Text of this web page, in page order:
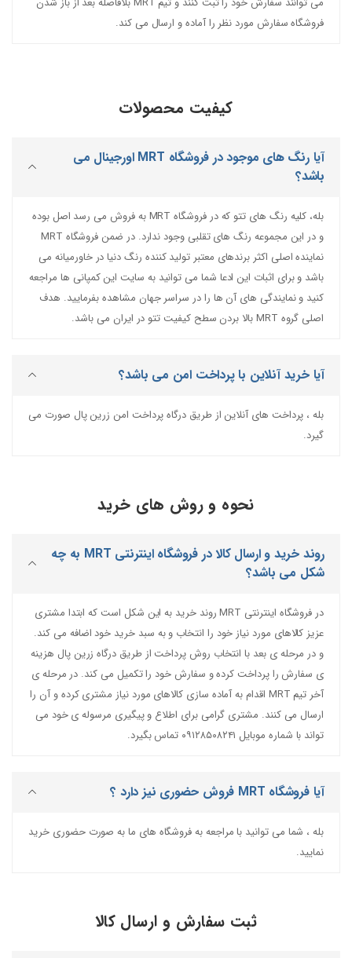
فروشگاه سفارش مورد نظر را آماده و ارسال می کند.
کیفیت محصولات
آیا رنگ های موجود در فروشگاه MRT اورجینال می
باشد؟
بله، کلیه رنگ های تتو که در فروشگاه MRT به فروش می رسد اصل بوده
و در این مجموعه رنگ های تقلبی وجود ندارد. در ضمن فروشگاه MRT
نماینده اصلی اکثر برندهای معتبر تولید کننده رنگ دنیا در خاورمیانه می
باشد و برای اثبات این ادعا شما می توانید به سایت این کمپانی ها مراجعه
کنید و نمایندگی های آن ها را در سراسر جهان مشاهده بفرمایید. هدف
اصلی گروه MRT بالا بردن سطح کیفیت تتو در ایران می باشد.
آیا خرید آنلاین با پرداخت امن می باشد؟
بله ، پرداخت های آنلاین از طریق درگاه پرداخت امن زرین پال صورت می
گیرد.
نحوه و روش های خرید
روند خرید و ارسال کالا در فروشگاه اینترنتی MRT به چه
شکل می باشد؟
در فروشگاه اینترنتی MRT روند خرید به این شکل است که ابتدا مشتری
عزیز کالاهای مورد نیاز خود را انتخاب و به سبد خرید خود اضافه می کند.
و در مرحله ی بعد با انتخاب روش پرداخت از طریق درگاه زرین پال هزینه
ی سفارش را پرداخت کرده و سفارش خود را تکمیل می کند. در مرحله ی
آخر تیم MRT اقدام به آماده سازی کالاهای مورد نیاز مشتری کرده و آن را
ارسال می کنند. مشتری گرامی برای اطلاع و پیگیری مرسوله ی خود می
تواند با شماره موبایل ۰۹۱۲۸۵۰۸۲۴۱ تماس بگیرد.
آیا فروشگاه MRT فروش حضوری نیز دارد ؟
بله ، شما می توانید با مراجعه به فروشگاه های ما به صورت حضوری خرید
نمایید.
ثبت سفارش و ارسال کالا